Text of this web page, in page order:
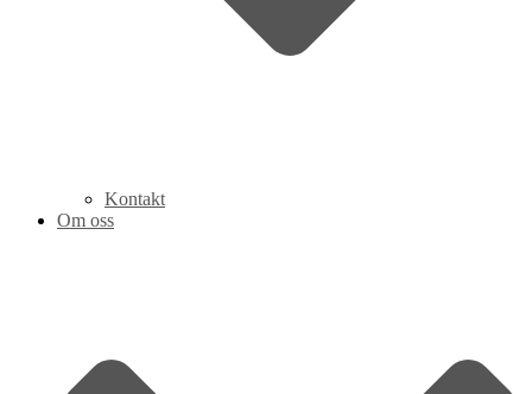
Kontakt
Om oss